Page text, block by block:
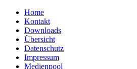
Home
Kontakt
Downloads
Übersicht
Datenschutz
Impressum
Medienpool